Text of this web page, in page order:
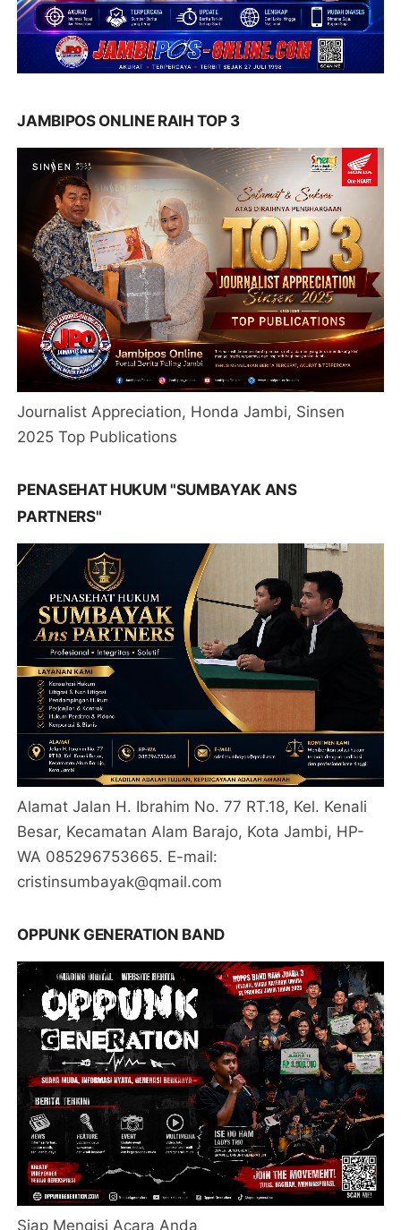
JAMBIPOS ONLINE RAIH TOP 3
Journalist Appreciation, Honda Jambi, Sinsen
2025 Top Publications
PENASEHAT HUKUM "SUMBAYAK ANS
PARTNERS"
Alamat Jalan H. Ibrahim No. 77 RT.18, Kel. Kenali
Besar, Kecamatan Alam Barajo, Kota Jambi, HP-
WA 085296753665. E-mail:
cristinsumbayak@qmail.com
OPPUNK GENERATION BAND
Siap Mengisi Acara Anda